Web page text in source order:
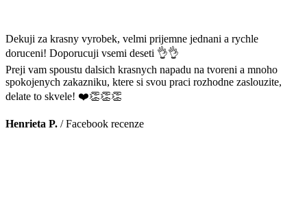
Dekuji za krasny vyrobek, velmi prijemne jednani a rychle
doruceni! Doporucuji vsemi deseti 👌👌
Preji vam spoustu dalsich krasnych napadu na tvoreni a mnoho
spokojenych zakazniku, ktere si svou praci rozhodne zaslouzite,
delate to skvele! ❤️👏👏👏
Henrieta P. /Facebook recenze